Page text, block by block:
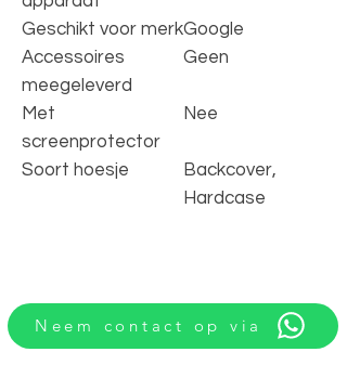
Geschikt voor merkGoogle
Accessoires
meegeleverd
Geen
Met
screenprotector
Nee
Soort hoesje
Backcover,
Hardcase
Neem contact op via